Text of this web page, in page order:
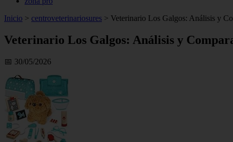
Inicio > centroveterinariosures > Veterinario Los Galgos: Análisis y
Veterinario Los Galgos: Análisis y
📅 30/05/2026